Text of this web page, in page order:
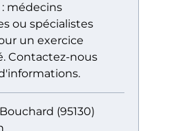
médecins
ou spécialistes
un exercice
Contactez-nous
(95130)